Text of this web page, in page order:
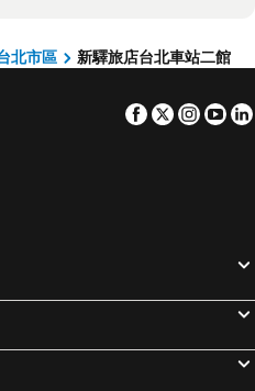
北市區 新驛旅店台北車站二館
Facebook
Twitter